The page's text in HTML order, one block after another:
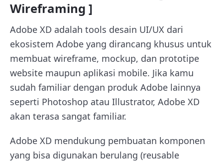
Wireframing ]
Adobe XD adalah tools desain UI/UX dari
ekosistem Adobe yang dirancang khusus untuk
membuat wireframe, mockup, dan prototipe
website maupun aplikasi mobile. Jika kamu
sudah familiar dengan produk Adobe lainnya
seperti Photoshop atau Illustrator, Adobe XD
akan terasa sangat familiar.
Adobe XD mendukung pembuatan komponen
yang bisa digunakan berulang (reusable